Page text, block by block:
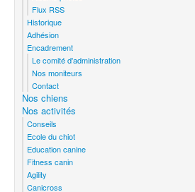
Flux RSS
Historique
Adhésion
Encadrement
Le comité d'administration
Nos moniteurs
Contact
Nos chiens
Nos activités
Conseils
Ecole du chiot
Education canine
Fitness canin
Agility
Canicross